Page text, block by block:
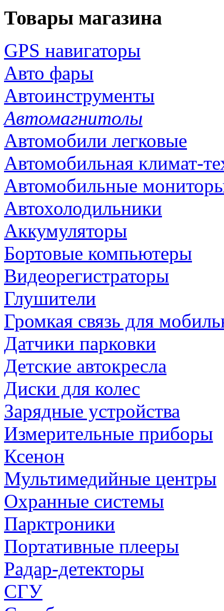
Товары магазина
GPS навигаторы
Авто фары
Автоинструменты
Автомагнитолы
Автомобили легковые
Автомобильная климат-
Автомобильные
Автохолодильники
Аккумуляторы
Бортовые компьютеры
Видеорегистраторы
Глушители
Громкая связь для
Датчики парковки
Детские автокресла
Диски для колес
Зарядные устройства
Измерительные приборы
Ксенон
Мультимедийные центры
Охранные системы
Парктроники
Портативные плееры
Радар-детекторы
СГУ